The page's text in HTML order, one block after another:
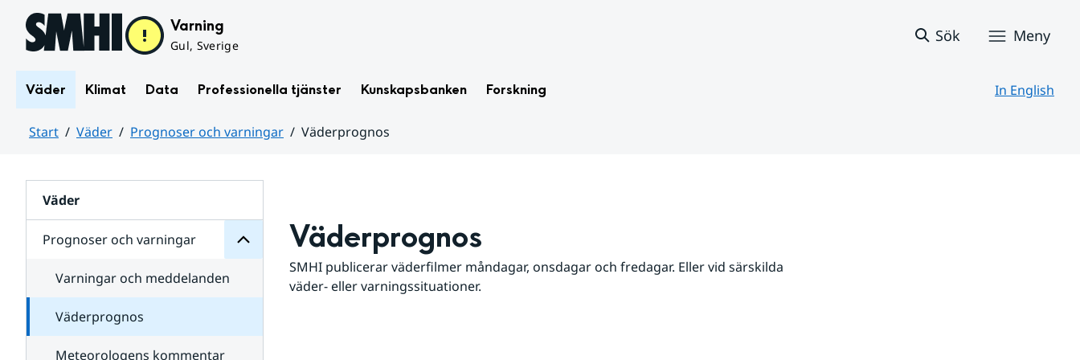
Hoppa till sidans innehåll Varning
Gul, Sverige
Sök Meny
Väder Klimat Data Professionella tjänster Kunskapsbanken Forskning In English
Start Väder Prognoser och varningar
Väderprognos
Väder
Prognoser och varningar
för
varningar
Varningar och meddelanden
Väderprognos
Meteorologens kommentar
Väderprognos
SMHI publicerar väderfilmer måndagar, onsdagar och fredagar. Eller vid särskilda
väder- eller varningssituationer.